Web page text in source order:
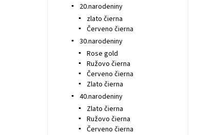
20.narodeniny
zlato čierna
Červeno čierna
30.narodeniny
Rose gold
Ružovo čierna
Červeno čierna
Zlato čierna
40.narodeniny
Zlato čierna
Ružovo čierna
Červeno čierna